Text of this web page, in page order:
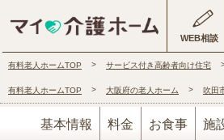
WEB相談
有料老人ホームTOP サービス付き高齢者向け住宅
有料老人ホームTOP 大阪府の老人ホーム 吹田
基本情報 料金 お食事 施